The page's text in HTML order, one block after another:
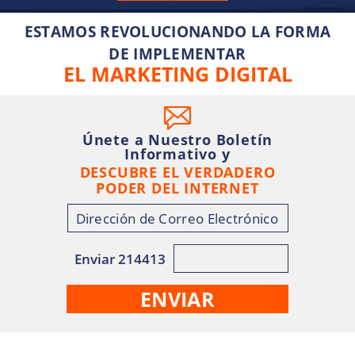
ESTAMOS REVOLUCIONANDO LA FORMA
DE IMPLEMENTAR
EL MARKETING DIGITAL
Únete a Nuestro Boletín
Informativo y
DESCUBRE EL VERDADERO
PODER DEL INTERNET
Enviar 214413